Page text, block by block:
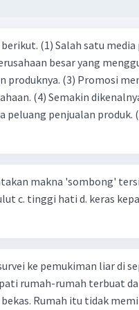
iklan adalah YouTube.
besar yang
menjadi jalan masuk bagi
oleh konsumen,
produk. (5) Hal ini disebabkan iklan atau
cara untuk mengenalkan
(2)makna 'sombong' tersirat
kepala b. besar mulut c. tinggi hati d.
ke pemukiman liar di
rumah-rumah terbuat
bekas. Rumah itu tidak